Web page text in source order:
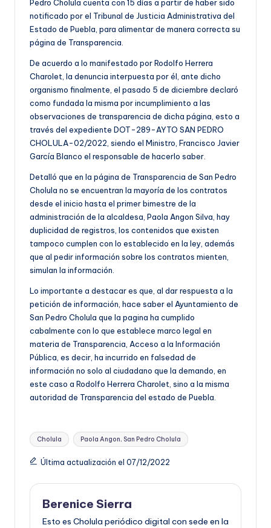
Pedro Cholula cuenta con 15 días a partir de haber sido
notificado por el Tribunal de Justicia Administrativa del
Estado de Puebla, para alimentar de manera correcta su
página de Transparencia.
De acuerdo a lo manifestado por Rodolfo Herrera
Charolet, la denuncia interpuesta por él, ante dicho
organismo finalmente, el pasado 5 de diciembre declaró
como fundada la misma por incumplimiento a las
observaciones de transparencia de dicha página, esto a
través del expediente DOT-289-AYTO SAN PEDRO
CHOLULA-02/2022, siendo el Ministro, Francisco Javier
García Blanco el responsable de hacerlo saber.
Detalló que en la página de Transparencia de San Pedro
Cholula no se encuentran la mayoría de los contratos
desde el inicio hasta el primer bimestre de la
administración de la alcaldesa, Paola Angon Silva, hay
duplicidad de registros, los contenidos que existen
tampoco cumplen con lo establecido en la ley, además
que al pedir información sobre los contratos mienten,
simulan la información.
Lo importante a destacar es que, al dar respuesta a la
petición de información, hace saber el Ayuntamiento de
San Pedro Cholula que la pagina ha cumplido
cabalmente con lo que establece marco legal en
materia de Transparencia, Acceso a la Información
Pública, es decir, ha incurrido en falsedad de
información no solo al ciudadano que la demando, en
este caso a Rodolfo Herrera Charolet, sino a la misma
autoridad de Transparencia del estado de Puebla.
Etiquetas:
Cholula Paola Angon, San Pedro Cholula
Última actualización el 07/12/2022
Berenice Sierra
Esto es Cholula periódico digital con sede en la